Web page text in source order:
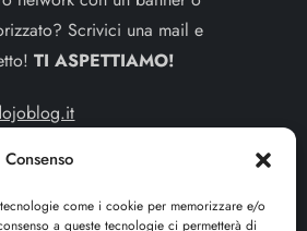
come i cookie per memorizzare e/o
a queste tecnologie ci permetterà di
Scrivici una mail e
TI ASPETTIAMO!
facente parte del network
della
ReadMore ADV
con
Sirene 34 - Roma - P.iva: